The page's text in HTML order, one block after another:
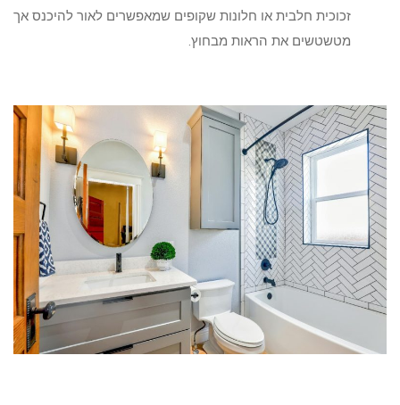
זכוכית חלבית או חלונות שקופים שמאפשרים לאור להיכנס אך
מטשטשים את הראות מבחוץ.